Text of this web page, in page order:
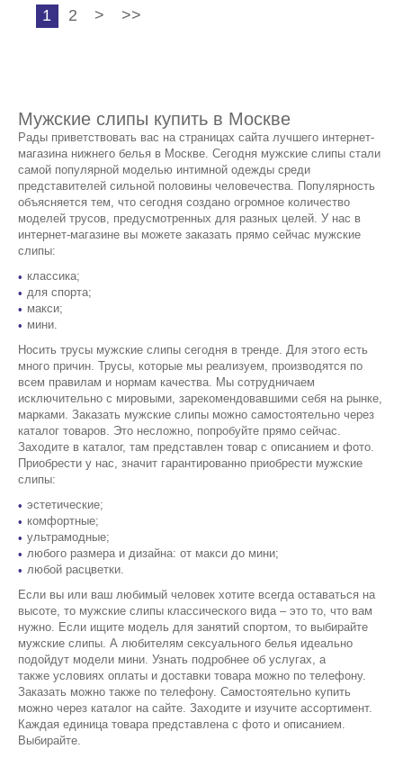
1 2 > >>
Мужские слипы купить в Москве
Рады приветствовать вас на страницах сайта лучшего интернет-
магазина нижнего белья в Москве. Сегодня мужские слипы стали
самой популярной моделью интимной одежды среди
представителей сильной половины человечества. Популярность
объясняется тем, что сегодня создано огромное количество
моделей трусов, предусмотренных для разных целей. У нас в
интернет-магазине вы можете заказать прямо сейчас мужские
слипы:
классика;
для спорта;
макси;
мини.
Носить трусы мужские слипы сегодня в тренде. Для этого есть
много причин. Трусы, которые мы реализуем, производятся по
всем правилам и нормам качества. Мы сотрудничаем
исключительно с мировыми, зарекомендовавшими себя на рынке,
марками. Заказать мужские слипы можно самостоятельно через
каталог товаров. Это несложно, попробуйте прямо сейчас.
Заходите в каталог, там представлен товар с описанием и фото.
Приобрести у нас, значит гарантированно приобрести мужские
слипы:
эстетические;
комфортные;
ультрамодные;
любого размера и дизайна: от макси до мини;
любой расцветки.
Если вы или ваш любимый человек хотите всегда оставаться на
высоте, то мужские слипы классического вида – это то, что вам
нужно. Если ищите модель для занятий спортом, то выбирайте
мужские слипы. А любителям сексуального белья идеально
подойдут модели мини. Узнать подробнее об услугах, а
также условиях оплаты и доставки товара можно по телефону.
Заказать можно также по телефону. Самостоятельно купить
можно через каталог на сайте. Заходите и изучите ассортимент.
Каждая единица товара представлена с фото и описанием.
Выбирайте.